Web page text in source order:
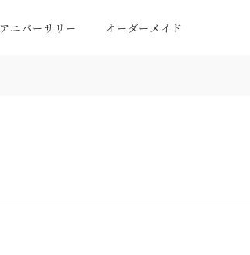
アニバーサリー オーダーメイド